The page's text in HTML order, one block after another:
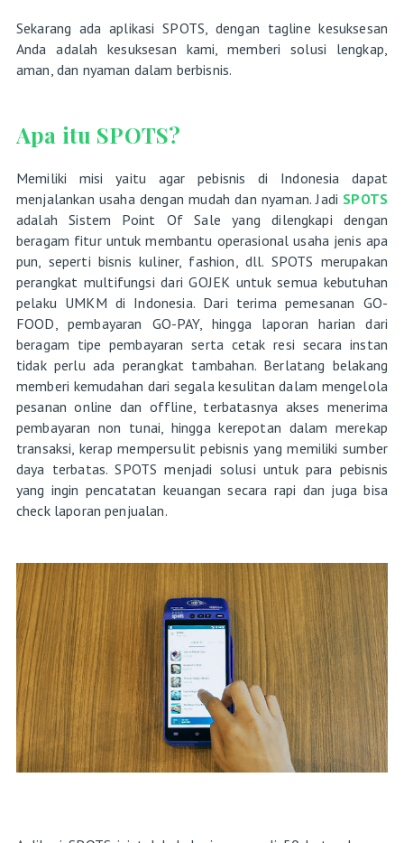
Sekarang ada aplikasi SPOTS, dengan tagline kesuksesan
Anda adalah kesuksesan kami, memberi solusi lengkap,
aman, dan nyaman dalam berbisnis.
Apa itu SPOTS?
Memiliki misi yaitu agar pebisnis di Indonesia dapat
menjalankan usaha dengan mudah dan nyaman. Jadi SPOTS
adalah Sistem Point Of Sale yang dilengkapi dengan
beragam fitur untuk membantu operasional usaha jenis apa
pun, seperti bisnis kuliner, fashion, dll. SPOTS merupakan
perangkat multifungsi dari GOJEK untuk semua kebutuhan
pelaku UMKM di Indonesia. Dari terima pemesanan GO-
FOOD, pembayaran GO-PAY, hingga laporan harian dari
beragam tipe pembayaran serta cetak resi secara instan
tidak perlu ada perangkat tambahan. Berlatang belakang
memberi kemudahan dari segala kesulitan dalam mengelola
pesanan online dan offline, terbatasnya akses menerima
pembayaran non tunai, hingga kerepotan dalam merekap
transaksi, kerap mempersulit pebisnis yang memiliki sumber
daya terbatas. SPOTS menjadi solusi untuk para pebisnis
yang ingin pencatatan keuangan secara rapi dan juga bisa
check laporan penjualan.